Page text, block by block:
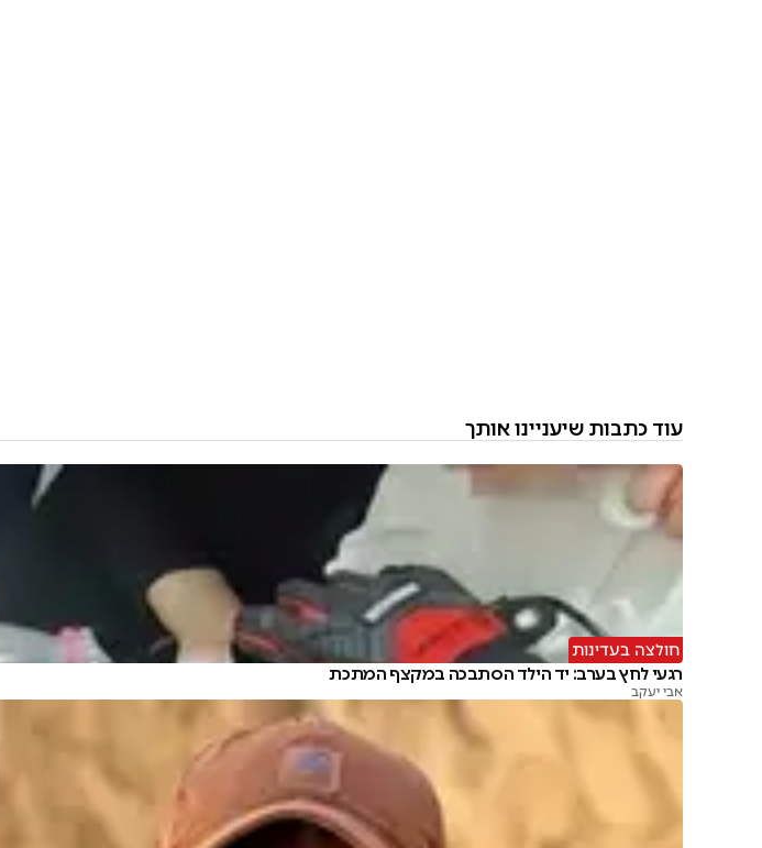
עוד כתבות שיעניינו אותך
חולצה בעדינות
רגעי לחץ בערב: יד הילד הסתבכה במקצף המתכת
אבי יעקב